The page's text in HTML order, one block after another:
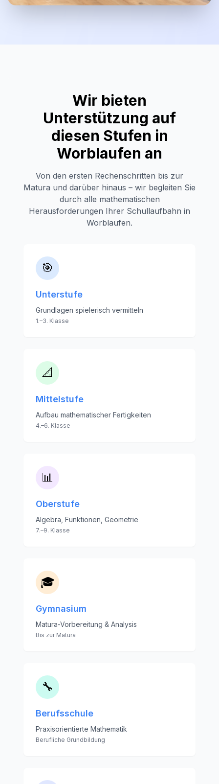
Wir bieten
Unterstützung auf
diesen Stufen in
Worblaufen an
Von den ersten Rechenschritten bis zur
Matura und darüber hinaus – wir begleiten Sie
durch alle mathematischen
Herausforderungen Ihrer Schullaufbahn in
Worblaufen.
🎯
Unterstufe
Grundlagen spielerisch vermitteln
1.–3. Klasse
📐
Mittelstufe
Aufbau mathematischer Fertigkeiten
4.–6. Klasse
📊
Oberstufe
Algebra, Funktionen, Geometrie
7.–9. Klasse
🎓
Gymnasium
Matura-Vorbereitung & Analysis
Bis zur Matura
🔧
Berufsschule
Praxisorientierte Mathematik
Berufliche Grundbildung